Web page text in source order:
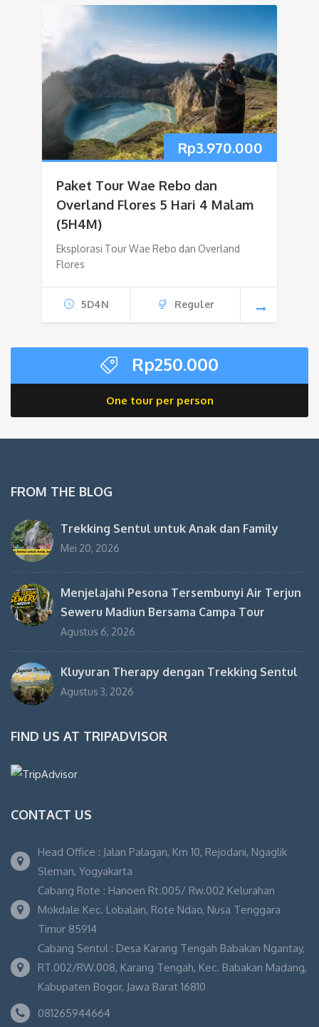
Rp3.970.000
Paket Tour Wae Rebo dan
Overland Flores 5 Hari 4 Malam
(5H4M)
Eksplorasi Tour Wae Rebo dan Overland
Flores
5D4N Reguler
Rp250.000
One tour per person
FROM THE BLOG
Trekking Sentul untuk Anak dan Family
Mei 20, 2026
Menjelajahi Pesona Tersembunyi Air Terjun
Seweru Madiun Bersama Campa Tour
Agustus 6, 2026
Kluyuran Therapy dengan Trekking Sentul
Agustus 3, 2026
FIND US AT TRIPADVISOR
CONTACT US
Head Office : Jalan Palagan, Km 10, Rejodani, Ngaglik
Sleman, Yogyakarta
Cabang Rote : Hanoen Rt.005/ Rw.002 Kelurahan
Mokdale Kec. Lobalain, Rote Ndao, Nusa Tenggara
Timur 85914
Cabang Sentul : Desa Karang Tengah Babakan Ngantay,
RT.002/RW.008, Karang Tengah, Kec. Babakan Madang,
Kabupaten Bogor, Jawa Barat 16810
081265944664